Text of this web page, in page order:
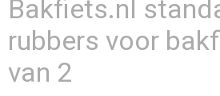
Bakfiets.nl
rubbers voor
van 2